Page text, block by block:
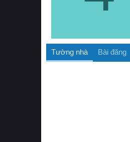
Tường nhà Bài đăng